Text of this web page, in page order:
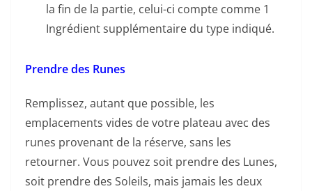
la fin de la partie, celui-ci compte comme 1
Ingrédient supplémentaire du type indiqué.
Prendre des Runes
Remplissez, autant que possible, les
emplacements vides de votre plateau avec des
runes provenant de la réserve, sans les
retourner. Vous pouvez soit prendre des Lunes,
soit prendre des Soleils, mais jamais les deux